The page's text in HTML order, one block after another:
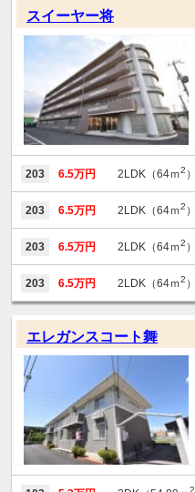
スイーヤー将
203 6.5万円 2LDK（64ｍ2 ）
203 6.5万円 2LDK（64ｍ2 ）
203 6.5万円 2LDK（64ｍ2 ）
203 6.5万円 2LDK（64ｍ2 ）
エレガンスコート舞
2